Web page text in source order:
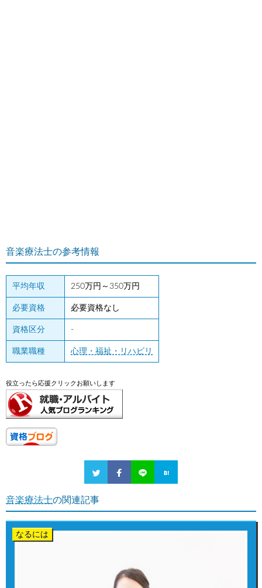
音楽療法士の参考情報
平均年収 250万円～350万円
必要資格 必要資格なし
資格区分 -
職業職種 心理・福祉・リハビリ
役立ったら応援クリックお願いします
音楽療法士の関連記事
なるには